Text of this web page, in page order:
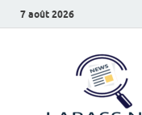
7 août 2026